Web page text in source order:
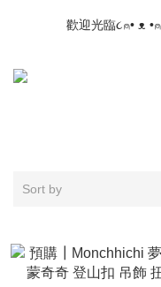
📣如果遇到結帳沒有反
歡迎光臨૮⍝• ᴥ
📣如果遇到結帳沒有反
Sort by